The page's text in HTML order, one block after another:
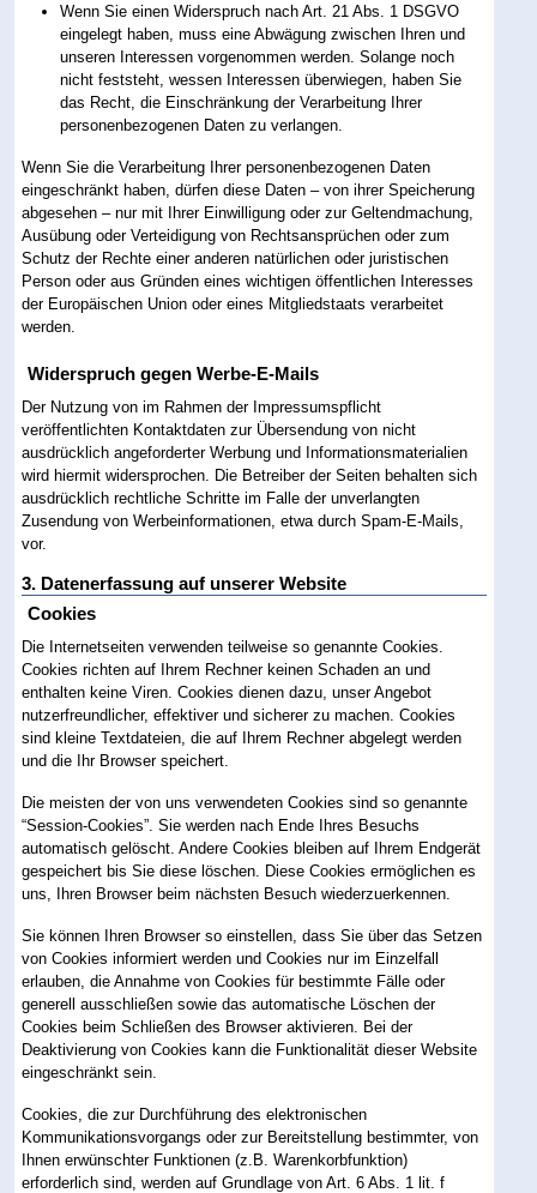
Wenn Sie einen Widerspruch nach Art. 21 Abs. 1 DSGVO
eingelegt haben, muss eine Abwägung zwischen Ihren und
unseren Interessen vorgenommen werden. Solange noch
nicht feststeht, wessen Interessen überwiegen, haben Sie
das Recht, die Einschränkung der Verarbeitung Ihrer
personenbezogenen Daten zu verlangen.
Wenn Sie die Verarbeitung Ihrer personenbezogenen Daten
eingeschränkt haben, dürfen diese Daten – von ihrer Speicherung
abgesehen – nur mit Ihrer Einwilligung oder zur Geltendmachung,
Ausübung oder Verteidigung von Rechtsansprüchen oder zum
Schutz der Rechte einer anderen natürlichen oder juristischen
Person oder aus Gründen eines wichtigen öffentlichen Interesses
der Europäischen Union oder eines Mitgliedstaats verarbeitet
werden.
Widerspruch gegen Werbe-E-Mails
Der Nutzung von im Rahmen der Impressumspflicht
veröffentlichten Kontaktdaten zur Übersendung von nicht
ausdrücklich angeforderter Werbung und Informationsmaterialien
wird hiermit widersprochen. Die Betreiber der Seiten behalten sich
ausdrücklich rechtliche Schritte im Falle der unverlangten
Zusendung von Werbeinformationen, etwa durch Spam-E-Mails,
vor.
3. Datenerfassung auf unserer Website
Cookies
Die Internetseiten verwenden teilweise so genannte Cookies.
Cookies richten auf Ihrem Rechner keinen Schaden an und
enthalten keine Viren. Cookies dienen dazu, unser Angebot
nutzerfreundlicher, effektiver und sicherer zu machen. Cookies
sind kleine Textdateien, die auf Ihrem Rechner abgelegt werden
und die Ihr Browser speichert.
Die meisten der von uns verwendeten Cookies sind so genannte
“Session-Cookies”. Sie werden nach Ende Ihres Besuchs
automatisch gelöscht. Andere Cookies bleiben auf Ihrem Endgerät
gespeichert bis Sie diese löschen. Diese Cookies ermöglichen es
uns, Ihren Browser beim nächsten Besuch wiederzuerkennen.
Sie können Ihren Browser so einstellen, dass Sie über das Setzen
von Cookies informiert werden und Cookies nur im Einzelfall
erlauben, die Annahme von Cookies für bestimmte Fälle oder
generell ausschließen sowie das automatische Löschen der
Cookies beim Schließen des Browser aktivieren. Bei der
Deaktivierung von Cookies kann die Funktionalität dieser Website
eingeschränkt sein.
Cookies, die zur Durchführung des elektronischen
Kommunikationsvorgangs oder zur Bereitstellung bestimmter, von
Ihnen erwünschter Funktionen (z.B. Warenkorbfunktion)
erforderlich sind, werden auf Grundlage von Art. 6 Abs. 1 lit. f